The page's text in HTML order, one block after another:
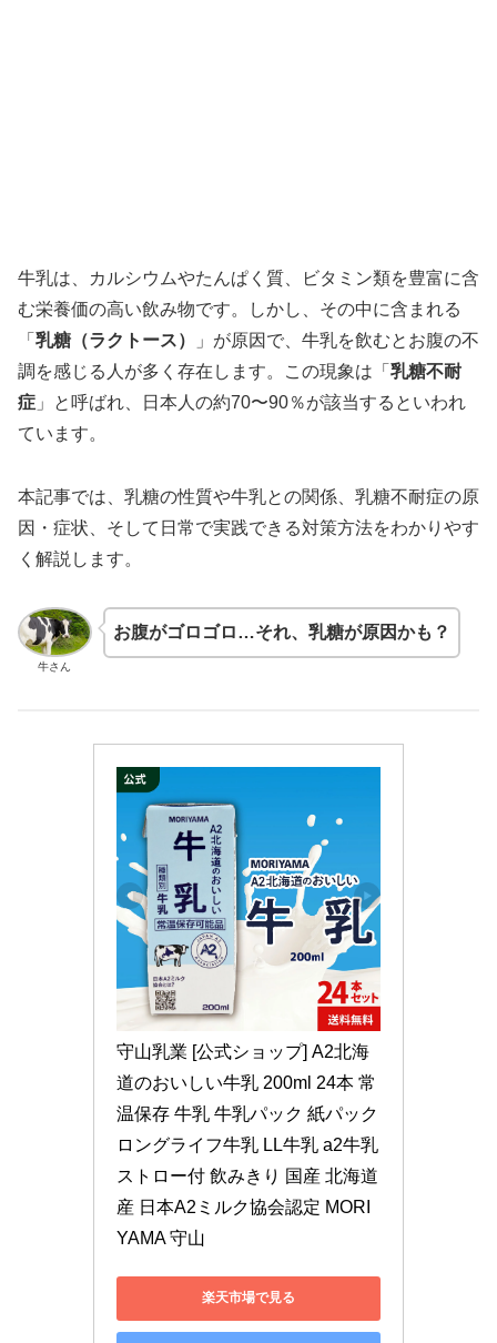
牛乳は、カルシウムやたんぱく質、ビタミン類を豊富に含
む栄養価の高い飲み物です。しかし、その中に含まれる
「 乳糖（ラクトース）
」が原因で、牛乳を飲むとお腹の不
調を感じる人が多く存在します。この現象は「 乳糖不耐
症 」と呼ばれ、日本人の約70〜90％が該当するといわれ
ています。
本記事では、乳糖の性質や牛乳との関係、乳糖不耐症の原
因・症状、そして日常で実践できる対策方法をわかりやす
く解説します。
牛さん
お腹がゴロゴロ…それ、乳糖が原因かも？
守山乳業 [公式ショップ] A2北海
道のおいしい牛乳 200ml 24本 常
温保存 牛乳 牛乳パック 紙パック
ロングライフ牛乳 LL牛乳 a2牛乳
ストロー付 飲みきり 国産 北海道
産 日本A2ミルク協会認定 MORI
YAMA 守山
楽天市場で見る